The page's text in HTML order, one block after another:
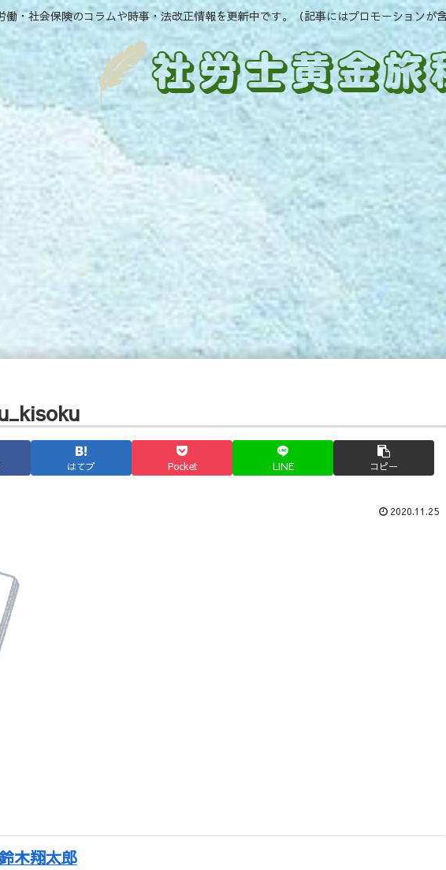
働・社会保険のコラムや時事・法改正情報を更新中です。（記事にはプロモーションが
はてブ Pocket LINE コピー
2020.11.25
木翔太郎